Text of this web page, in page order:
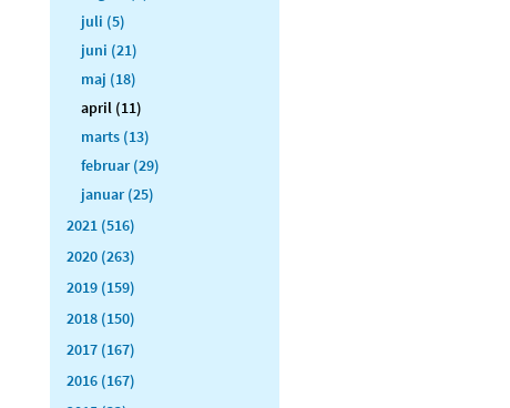
juli (5)
juni (21)
maj (18)
april (11)
marts (13)
februar (29)
januar (25)
2021 (516)
2020 (263)
2019 (159)
2018 (150)
2017 (167)
2016 (167)